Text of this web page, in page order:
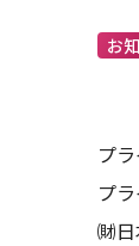
お
プ
プ
㈶